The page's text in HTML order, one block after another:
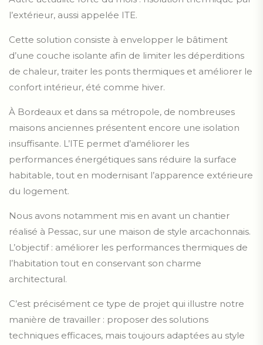
l’extérieur, aussi appelée ITE.
Cette solution consiste à envelopper le bâtiment
d’une couche isolante afin de limiter les déperditions
de chaleur, traiter les ponts thermiques et améliorer le
confort intérieur, été comme hiver.
À Bordeaux et dans sa métropole, de nombreuses
maisons anciennes présentent encore une isolation
insuffisante. L’ITE permet d’améliorer les
performances énergétiques sans réduire la surface
habitable, tout en modernisant l’apparence extérieure
du logement.
Nous avons notamment mis en avant un chantier
réalisé à Pessac, sur une maison de style arcachonnais.
L’objectif : améliorer les performances thermiques de
l’habitation tout en conservant son charme
architectural.
C’est précisément ce type de projet qui illustre notre
manière de travailler : proposer des solutions
techniques efficaces, mais toujours adaptées au style